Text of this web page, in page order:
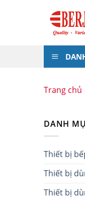
Trang chủ
DANH
Thiết bị
Thiết bị
Thiết bị